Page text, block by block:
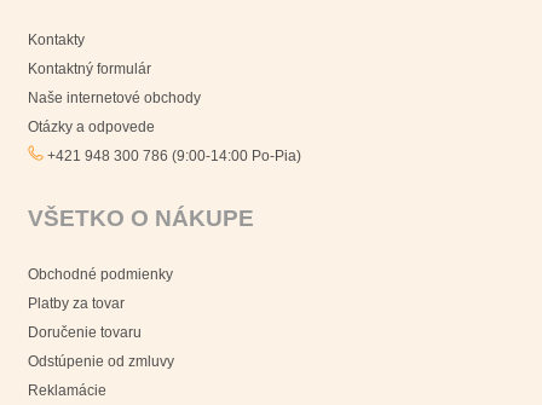
Kontakty
Kontaktný formulár
Naše internetové obchody
Otázky a odpovede
+421 948 300 786 (9:00-14:00 Po-Pia)
VŠETKO O NÁKUPE
Obchodné podmienky
Platby za tovar
Doručenie tovaru
Odstúpenie od zmluvy
Reklamácie